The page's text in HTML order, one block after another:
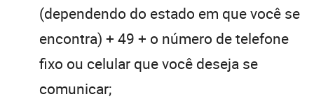
(dependendo do estado em que você se
encontra) + 49 + o número de telefone
fixo ou celular que você deseja se
comunicar;